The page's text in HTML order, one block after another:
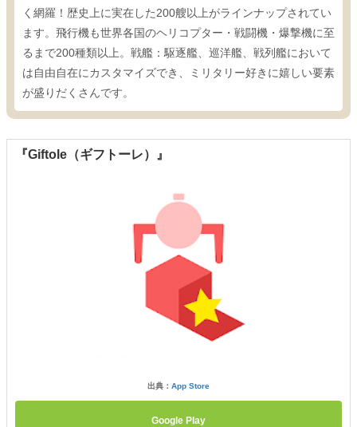
く網羅！歴史上に実在した200艘以上がラインナップされてい
ます。飛行機も世界各国のヘリコプター・戦闘機・爆撃機に至
るまで200種類以上。戦艦：駆逐艦、巡洋艦、戦列艦において
は自由自在にカスタマイズでき、ミリタリー好きに嬉しい要素
が盛りだくさんです。
『Giftole（ギフトーレ）』
出典： App Store
Google Play